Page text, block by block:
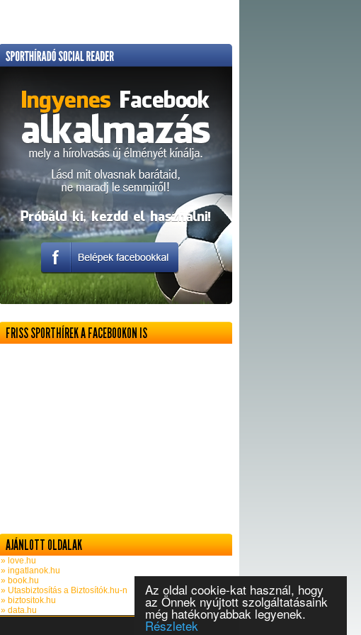
Az oldal cookie-kat használ, hogy
az Önnek nyújtott szolgáltatásaink
még hatékonyabbak legyenek.
Részletek
FRISS SPORTHÍREK A FACEBOOKON IS
AJÁNLOTT OLDALAK
» love.hu
» ingatlanok.hu
» book.hu
» Utasbiztosítás a Biztosítók.hu-n
» biztositok.hu
» data.hu